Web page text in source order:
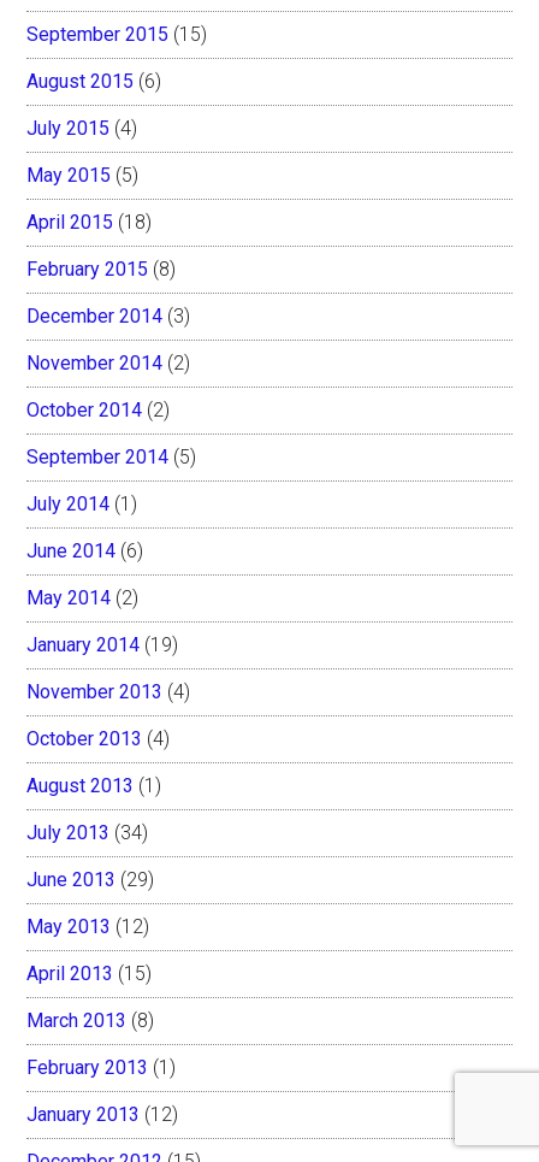
September 2015 (15)
August 2015 (6)
July 2015 (4)
May 2015 (5)
April 2015 (18)
February 2015 (8)
December 2014 (3)
November 2014 (2)
October 2014 (2)
September 2014 (5)
July 2014 (1)
June 2014 (6)
May 2014 (2)
January 2014 (19)
November 2013 (4)
October 2013 (4)
August 2013 (1)
July 2013 (34)
June 2013 (29)
May 2013 (12)
April 2013 (15)
March 2013 (8)
February 2013 (1)
January 2013 (12)